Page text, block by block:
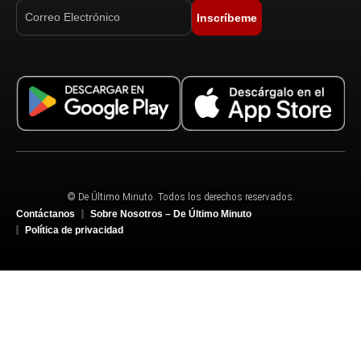
Inscríbeme
© De Último Minuto. Todos los derechos reservados.
Contáctanos
Sobre Nosotros – De Último Minuto
Política de privacidad